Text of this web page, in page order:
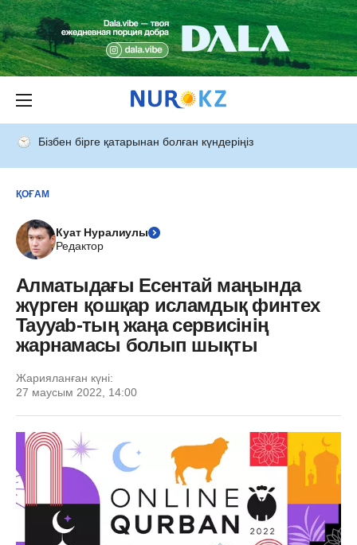
Бізбен бірге қатарынан болған күндеріңіз
ҚОҒАМ
Куат Нуралиулы
Редактор
Алматыдағы Есентай маңында
жүрген қошқар исламдық финтех
Tayyab-тың жаңа сервисінің
жарнамасы болып шықты
Жарияланған күні:
27 маусым 2022, 14:00